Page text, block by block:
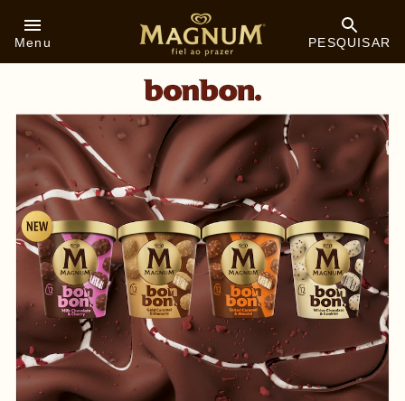
Skip to:
Menu PESQUISAR